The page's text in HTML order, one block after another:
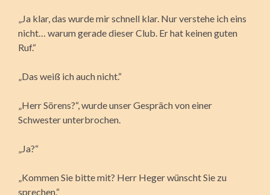
„Ja klar, das wurde mir schnell klar. Nur verstehe ich eins
nicht… warum gerade dieser Club. Er hat keinen guten
Ruf.“
„Das weiß ich auch nicht.“
„Herr Sörens?“, wurde unser Gespräch von einer
Schwester unterbrochen.
„Ja?“
„Kommen Sie bitte mit? Herr Heger wünscht Sie zu
sprechen.“